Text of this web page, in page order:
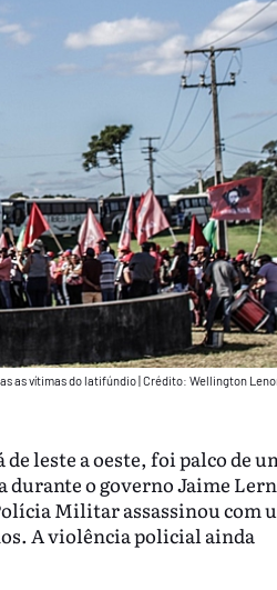
as vítimas do latifúndio|Crédito: Wellington
leste a oeste, foi palco de
durante o governo Jaime
Militar assassinou com
A violência policial ainda